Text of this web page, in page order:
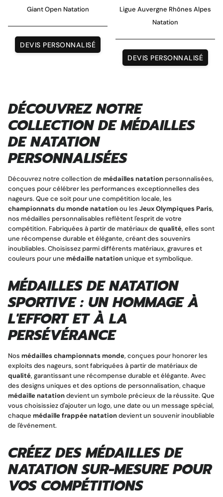
Giant Open Natation
DEVIS PERSONNALISÉ
Ligue Auvergne Rhônes Alpes
Natation
DEVIS PERSONNALISÉ
DÉCOUVREZ NOTRE
COLLECTION DE MÉDAILLES
DE NATATION
PERSONNALISÉES
Découvrez notre collection de médailles natationpersonnalisées,
conçues pour célébrer les performances exceptionnelles des
nageurs. Que ce soit pour une compétition locale, les
championnats du monde natationou les Jeux Olympiques Paris,
nos médailles personnalisables reflètent l'esprit de votre
compétition. Fabriquées à partir de matériaux de qualité, elles sont
une récompense durable et élégante, créant des souvenirs
inoubliables. Choisissez parmi différents matériaux, gravures et
couleurs pour une médaille natationunique et symbolique.
MÉDAILLES DE NATATION
SPORTIVE : UN HOMMAGE À
L'EFFORT ET À LA
PERSÉVÉRANCE
Nos médailles championnats monde, conçues pour honorer les
exploits des nageurs, sont fabriquées à partir de matériaux de
qualité, garantissant une récompense durable et élégante. Avec
des designs uniques et des options de personnalisation, chaque
médaille natationdevient un symbole précieux de la réussite. Que
vous choisissiez d'ajouter un logo, une date ou un message spécial,
chaque médaille frappée natationdevient un souvenir inoubliable
de l'événement.
CRÉEZ DES MÉDAILLES DE
NATATION SUR-MESURE POUR
VOS COMPÉTITIONS